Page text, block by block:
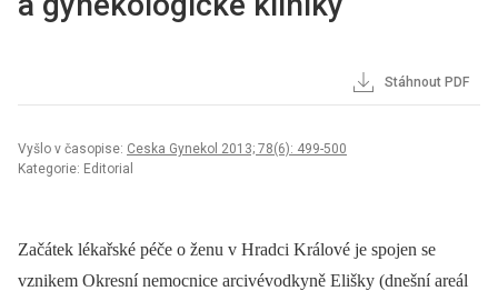
Stáhnout PDF
Vyšlo v časopise: Ceska Gynekol 2013; 78(6): 499-500
Kategorie: Editorial
Začátek lékařské péče o ženu v Hradci Králové je spojen se
vznikem Okresní nemocnice arcivévodkyně Elišky (dnešní areál